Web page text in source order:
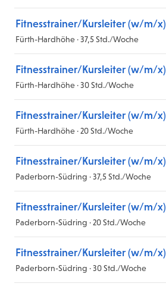
Fitnesstrainer/Kursleiter (w/m/x)
Fürth-Hardhöhe · 37,5 Std./Woche
Fitnesstrainer/Kursleiter (w/m/x)
Fürth-Hardhöhe · 30 Std./Woche
Fitnesstrainer/Kursleiter (w/m/x)
Fürth-Hardhöhe · 20 Std./Woche
Fitnesstrainer/Kursleiter (w/m/x)
Paderborn-Südring · 37,5 Std./Woche
Fitnesstrainer/Kursleiter (w/m/x)
Paderborn-Südring · 20 Std./Woche
Fitnesstrainer/Kursleiter (w/m/x)
Paderborn-Südring · 30 Std./Woche